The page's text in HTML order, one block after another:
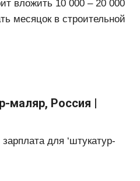
вложить 10 000 – 20 000
месяцок в строительной
маляр, Россия |
для ‘штукатур-